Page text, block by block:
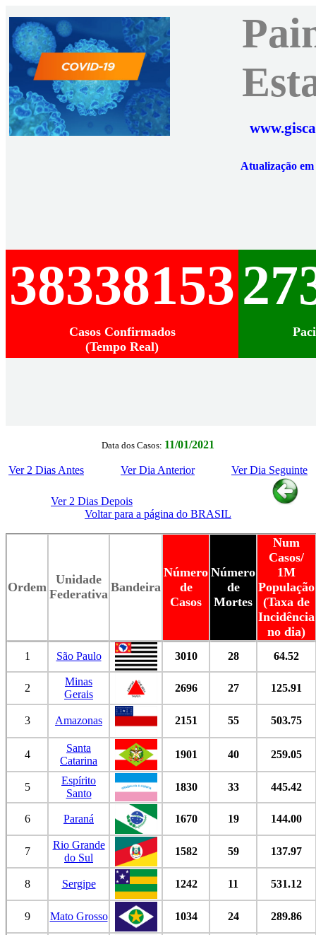
Atualização
38338153
Casos Confirmados
(Tempo Real)
Data dos Casos: 11/01/2021
Ver 2 Dias Antes Ver Dia Anterior Ver Dia Seguinte
Ver 2 Dias Depois
Voltar para a página do BRASIL
Ordem
Unidade
Federativa Bandeira
Número
de
Casos
Número
de
Mortes
Num
Casos/
1M
População
(Taxa de
Incidência
no dia)
1 São Paulo 3010 28 64.52
2
Minas
Gerais
2696 27 125.91
3 Amazonas 2151 55 503.75
4
Santa
Catarina
1901 40 259.05
5
Espírito
Santo
1830 33 445.42
6 Paraná 1670 19 144.00
7
Rio Grande
do Sul
1582 59 137.97
8 Sergipe 1242 11 531.12
9 Mato Grosso 1034 24 289.86